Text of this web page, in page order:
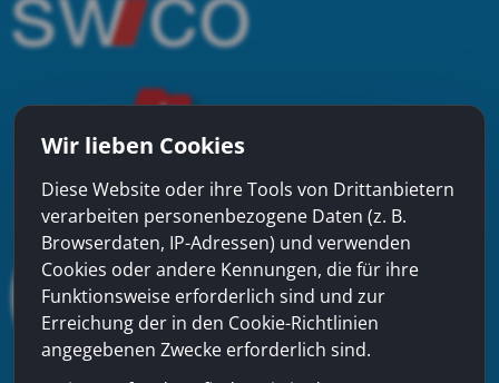
Wir lieben Cookies
Diese Website oder ihre Tools von Drittanbietern
verarbeiten personenbezogene Daten (z. B.
Browserdaten, IP-Adressen) und verwenden
Cookies oder andere Kennungen, die für ihre
Funktionsweise erforderlich sind und zur
Erreichung der in den Cookie-Richtlinien
angegebenen Zwecke erforderlich sind.